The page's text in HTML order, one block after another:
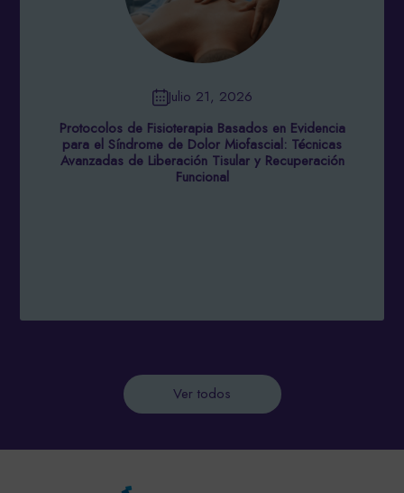
Julio 21, 2026
Protocolos de Fisioterapia Basados en Evidencia
para el Síndrome de Dolor Miofascial: Técnicas
Avanzadas de Liberación Tisular y Recuperación
Funcional
Ver todos